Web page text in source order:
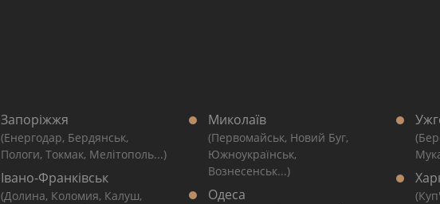
Запоріжжя
(Енергодар, Бердянськ,
Пологи, Токмак, Мелітополь...)
Івано-Франківськ
(Долина, Коломия, Калуш,
Миколаїв
(Первомайськ, Новий Буг,
Южноукраїнськ,
Вознесенськ...)
Одеса